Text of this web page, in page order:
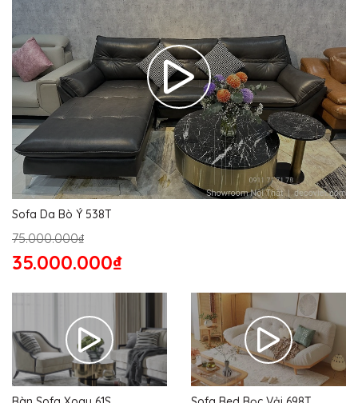
Sofa Da Bò Ý 538T
75.000.000₫
35.000.000₫